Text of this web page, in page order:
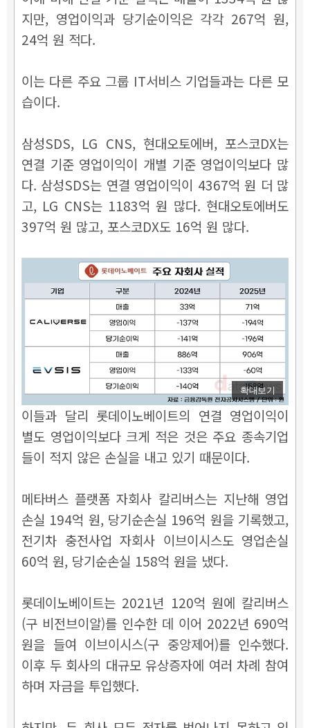
지만, 영업이익과 당기순이익은 각각 267억 원,
24억 원 적다.
이는 다른 주요 그룹 IT서비스 기업들과는 다른 모
습이다.
삼성SDS, LG CNS, 현대오토에버, 포스코DX는
연결 기준 영업이익이 개별 기준 영업이익보다 많
다. 삼성SDS는 연결 영업이익이 4367억 원 더 많
고, LG CNS는 1183억 원 많다. 현대오토에버도
397억 원 많고, 포스코DX도 16억 원 많다.
확대보기
이들과 달리 롯데이노베이트의 연결 영업이익이
별도 영업이익보다 크게 적은 것은 주요 종속기업
들이 적지 않은 손실을 내고 있기 때문이다.
메타버스 플랫폼 자회사 칼리버스는 지난해 영업
손실 194억 원, 당기순손실 196억 원을 기록했고,
전기차 충전사업 자회사 이브이시스도 영업손실
60억 원, 당기순손실 158억 원을 냈다.
롯데이노베이트는 2021년 120억 원에 칼리버스
(구 비전브이알)를 인수한 데 이어 2022년 690억
원을 들여 이브이시스(구 중앙제어)를 인수했다.
이후 두 회사의 대규모 유상증자에 여러 차례 참여
하며 자금을 투입했다.